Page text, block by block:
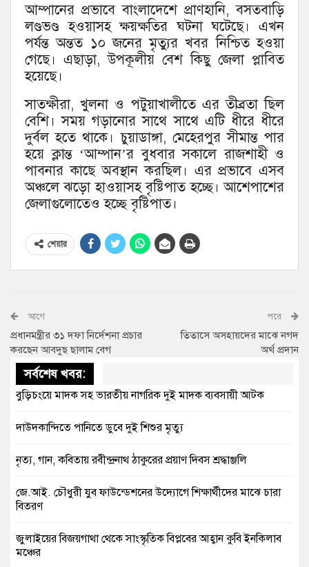
আম্পানের প্রভাবে বাংলাদেশে প্রাণহানি, বসতবাড়ি
লণ্ডভণ্ড হওয়াসহ ক্ষয়ক্ষতির ঘটনা ঘটেছে। এখন
পর্যন্ত অন্তত ১০ জনের মৃত্যুর খবর নিশ্চিত হওয়া
গেছে। এছাড়া, উপকূলীয় বেশ কিছু জেলা প্লাবিত
হয়েছে।
সাতক্ষীরা, খুলনা ও পটুয়াখালীতে এর তীব্রতা ছিল
বেশি। সময় গড়ানোর সাথে সাথে এটি ধীরে ধীরে
দুর্বল হতে থাকে। চুয়াডাঙ্গা, মেহেরপুর সীমান্ত পার
হয়ে ক্লান্ত ‘আম্পান’র বুধবার সকালে রাজশাহী ও
পাবনার কাছে অবস্থান করছিল। এর প্রভাবে এসব
অঞ্চলে ঝড়ো হাওয়াসহ বৃষ্টিপাত হচ্ছে। আশেপাশের
জেলাগুলোতেও হচ্ছে বৃষ্টিপাত।
শেয়ার
আগে
প্রধানমন্ত্রীর ৩১ দফা নির্দেশনা প্রচার
করছেন আবদুছ ছালাম বেগ
পরে
তিতাসে অসহায়দের মাঝে নগদ
অর্থ প্রদান
সর্বশেষ খবর:
বুড়িচংয়ে মাদক সহ ভারতীয় নাগরিক দুই মাদক ব্যবসায়ী আটক
দাউদকান্দিতে পানিতে ডুবে দুই শিশুর মৃত্যু
নৃত্য, গান, কবিতায় রবীন্দ্রনাথ ঠাকুরের প্রয়াণ দিবস শ্রদ্ধাঞ্জলি
জে.আই. চৌধুরী যুব ফাউন্ডেশনের উদ্যোগে শিক্ষার্থীদের মাঝে চারা
বিতরণ
জুলাইয়ের বিজয়গাথা থেকে সাংস্কৃতিক বিপ্লবের আহ্বান কুবি ইনকিলাব
মঞ্চের